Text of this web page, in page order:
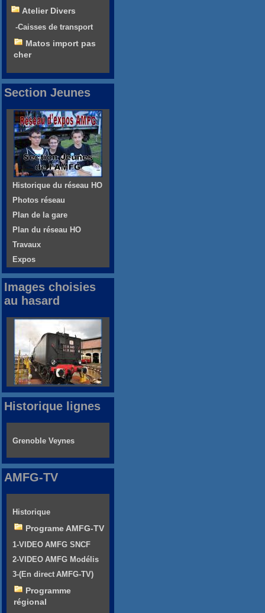
Atelier Divers
-Caisses de transport
Matos import pas
cher
Section Jeunes
Historique du réseau HO
Photos réseau
Plan de la gare
Plan du réseau HO
Travaux
Expos
Images choisies
au hasard
Historique lignes
Grenoble Veynes
AMFG-TV
Historique
Programe AMFG-TV
1-VIDEO AMFG SNCF
2-VIDEO AMFG Modélis
3-(En direct AMFG-TV)
Programme
régional